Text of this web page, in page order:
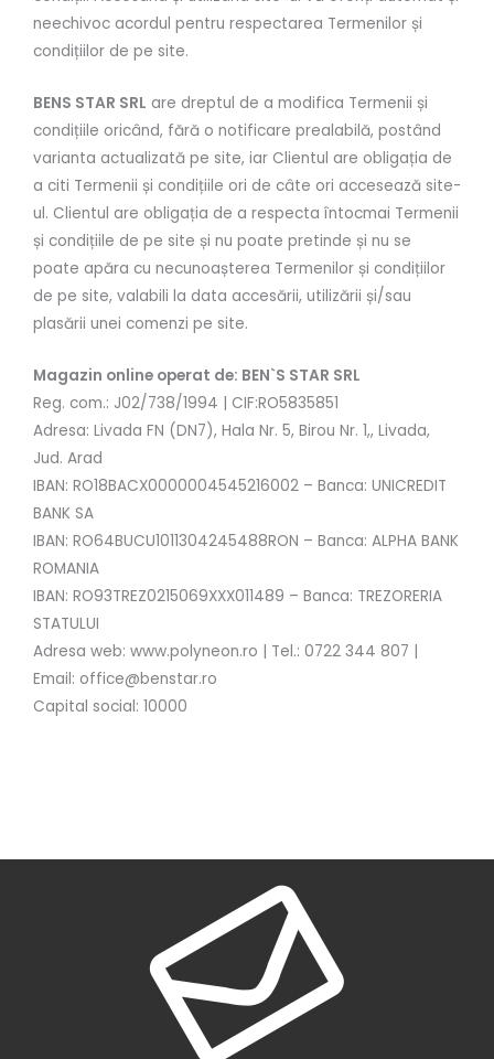
neechivoc acordul pentru respectarea Termenilor și
condițiilor de pe site.
BENS STAR SRL are dreptul de a modifica Termenii și
condițiile oricând, fără o notificare prealabilă, postând
varianta actualizată pe site, iar Clientul are obligația de
a citi Termenii și condițiile ori de câte ori accesează site-
ul. Clientul are obligația de a respecta întocmai Termenii
și condițiile de pe site și nu poate pretinde și nu se
poate apăra cu necunoașterea Termenilor și condițiilor
de pe site, valabili la data accesării, utilizării și/sau
plasării unei comenzi pe site.
Magazin online operat de: BEN`S STAR SRL
Reg. com.: J02/738/1994 | CIF:RO5835851
Adresa: Livada FN (DN7), Hala Nr. 5, Birou Nr. 1,, Livada,
Jud. Arad
IBAN: RO18BACX0000004545216002 – Banca: UNICREDIT
BANK SA
IBAN: RO64BUCU1011304245488RON – Banca: ALPHA BANK
ROMANIA
IBAN: RO93TREZ0215069XXX011489 – Banca: TREZORERIA
STATULUI
Adresa web: www.polyneon.ro | Tel.: 0722 344 807 |
Email: office@benstar.ro
Capital social: 10000